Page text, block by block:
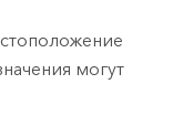
могут